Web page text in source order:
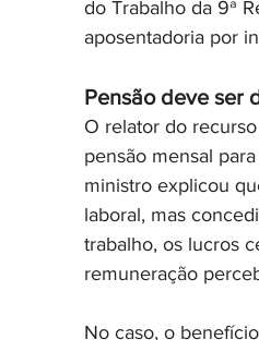
do Trabalho da 9ª
aposentadoria por
Pensão deve ser
O relator do
pensão mensal
ministro explicou
laboral, mas
trabalho, os lucros
remuneração
No caso, o